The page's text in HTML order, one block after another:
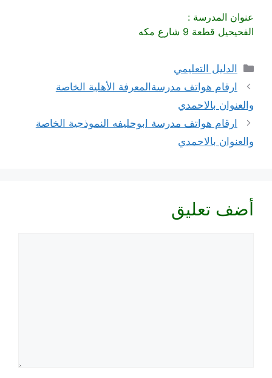
عنوان المدرسة :
الفحيحيل قطعة 9 شارع مكه
التصنيفات
الدليل التعليمي
ارقام هواتف مدرسةالمعرفة الأهلية الخاصة
والعنوان بالاحمدي
ارقام هواتف مدرسة ابوحليفه النموذجية الخاصة
والعنوان بالاحمدي
أضف تعليق